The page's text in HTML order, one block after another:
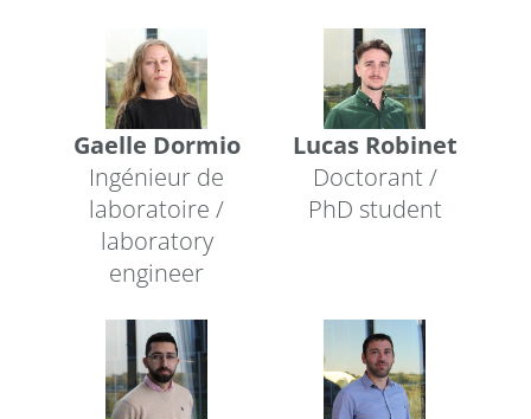
Gaelle Dormio
Ingénieur de
laboratoire /
laboratory
engineer
Lucas Robinet
Doctorant /
PhD student